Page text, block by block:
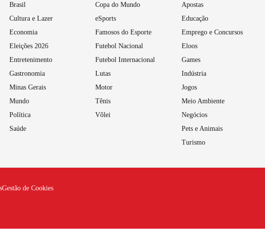
Brasil
Cultura e Lazer
Economia
Eleições 2026
Entretenimento
Gastronomia
Minas Gerais
Mundo
Política
Saúde
Copa do Mundo
eSports
Famosos do Esporte
Futebol Nacional
Futebol Internacional
Lutas
Motor
Tênis
Vôlei
Apostas
Educação
Emprego e Concursos
Eloos
Games
Indústria
Jogos
Meio Ambiente
Negócios
Pets e Animais
Turismo
Gestão de Cookies